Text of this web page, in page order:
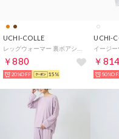
UCHI-COLLE
￥880
20%OFF 15%
UCHI-
￥814